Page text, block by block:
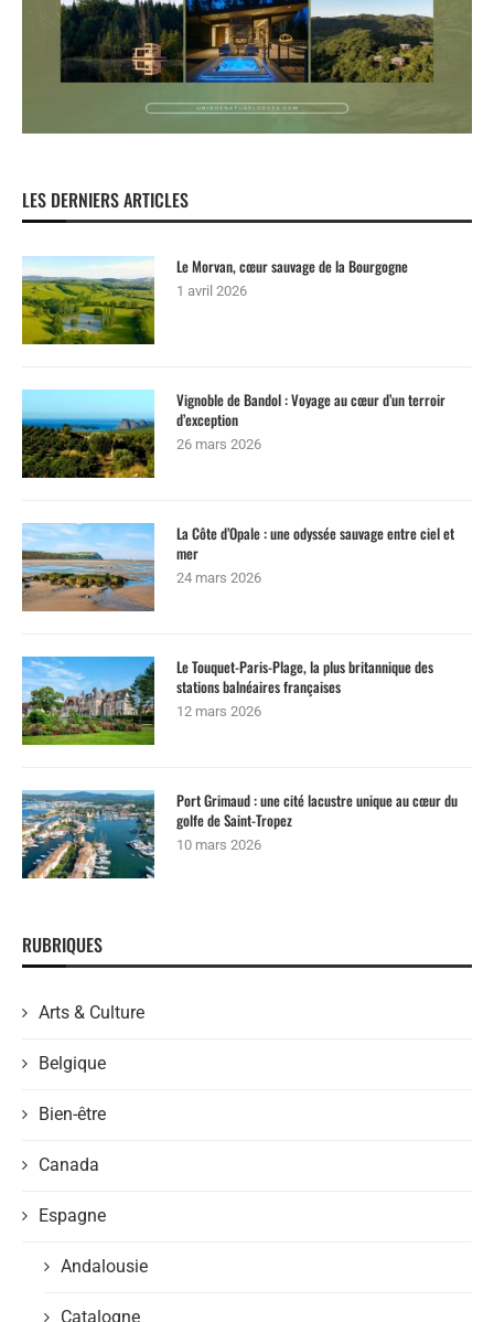
LES DERNIERS ARTICLES
Le Morvan, cœur sauvage de la Bourgogne
1 avril 2026
Vignoble de Bandol : Voyage au cœur d’un terroir
d’exception
26 mars 2026
La Côte d’Opale : une odyssée sauvage entre ciel et
mer
24 mars 2026
Le Touquet-Paris-Plage, la plus britannique des
stations balnéaires françaises
12 mars 2026
Port Grimaud : une cité lacustre unique au cœur du
golfe de Saint-Tropez
10 mars 2026
RUBRIQUES
Arts & Culture
Belgique
Bien-être
Canada
Espagne
Andalousie
Catalogne